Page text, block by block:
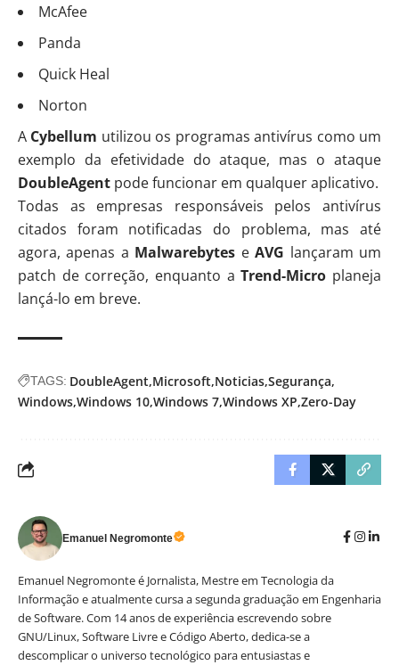
McAfee
Panda
Quick Heal
Norton
A Cybellum utilizou os programas antivírus como um
exemplo da efetividade do ataque, mas o ataque
DoubleAgent pode funcionar em qualquer aplicativo.
Todas as empresas responsáveis pelos antivírus
citados foram notificadas do problema, mas até
agora, apenas a Malwarebytes eAVG lançaram um
patch de correção, enquanto aTrend-Micro planeja
lançá-lo em breve.
TAGS: DoubleAgent Microsoft Noticias Segurança
Windows Windows 10 Windows 7 Windows XP Zero-Day
Emanuel Negromonte
Emanuel Negromonte é Jornalista, Mestre em Tecnologia da
Informação e atualmente cursa a segunda graduação em Engenharia
de Software. Com 14 anos de experiência escrevendo sobre
GNU/Linux, Software Livre e Código Aberto, dedica-se a
descomplicar o universo tecnológico para entusiastas e